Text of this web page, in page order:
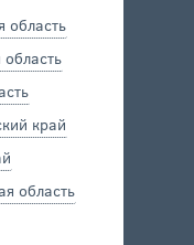
область
край
область